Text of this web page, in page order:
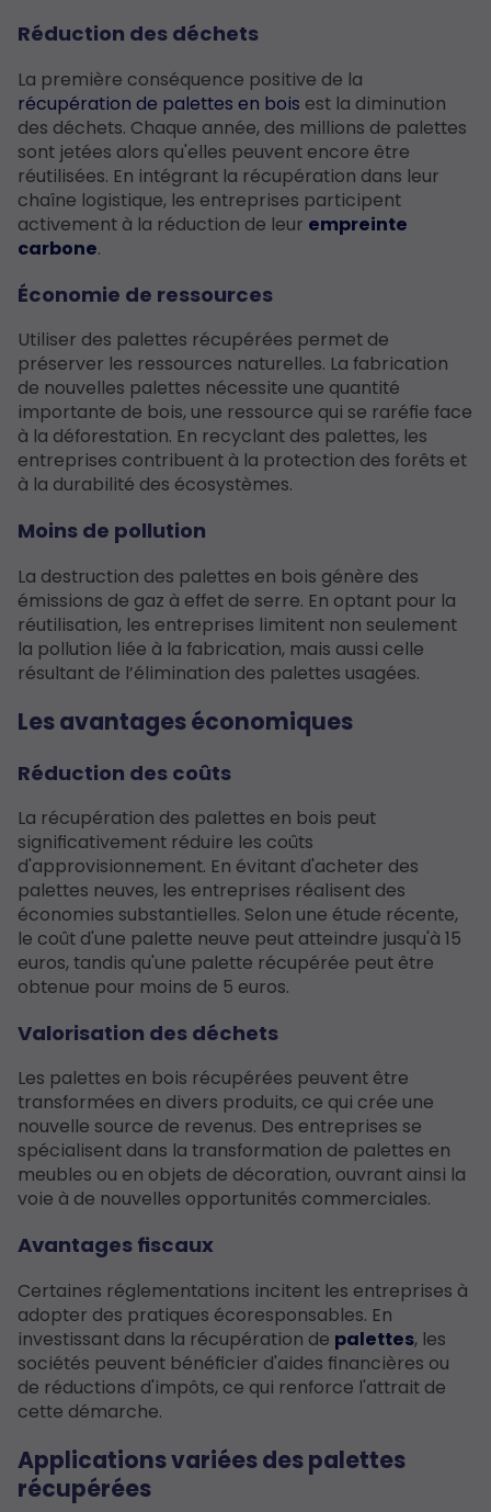
Réduction des déchets
La première conséquence positive de la
récupération de palettes en bois est la diminution
des déchets. Chaque année, des millions de palettes
sont jetées alors qu'elles peuvent encore être
réutilisées. En intégrant la récupération dans leur
chaîne logistique, les entreprises participent
activement à la réduction de leur empreinte
carbone.
Économie de ressources
Utiliser des palettes récupérées permet de
préserver les ressources naturelles. La fabrication
de nouvelles palettes nécessite une quantité
importante de bois, une ressource qui se raréfie face
à la déforestation. En recyclant des palettes, les
entreprises contribuent à la protection des forêts et
à la durabilité des écosystèmes.
Moins de pollution
La destruction des palettes en bois génère des
émissions de gaz à effet de serre. En optant pour la
réutilisation, les entreprises limitent non seulement
la pollution liée à la fabrication, mais aussi celle
résultant de l’élimination des palettes usagées.
Les avantages économiques
Réduction des coûts
La récupération des palettes en bois peut
significativement réduire les coûts
d'approvisionnement. En évitant d'acheter des
palettes neuves, les entreprises réalisent des
économies substantielles. Selon une étude récente,
le coût d'une palette neuve peut atteindre jusqu'à 15
euros, tandis qu'une palette récupérée peut être
obtenue pour moins de 5 euros.
Valorisation des déchets
Les palettes en bois récupérées peuvent être
transformées en divers produits, ce qui crée une
nouvelle source de revenus. Des entreprises se
spécialisent dans la transformation de palettes en
meubles ou en objets de décoration, ouvrant ainsi la
voie à de nouvelles opportunités commerciales.
Avantages fiscaux
Certaines réglementations incitent les entreprises à
adopter des pratiques écoresponsables. En
investissant dans la récupération de palettes, les
sociétés peuvent bénéficier d'aides financières ou
de réductions d'impôts, ce qui renforce l'attrait de
cette démarche.
Applications variées des palettes
récupérées